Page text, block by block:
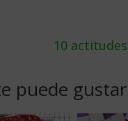
10
puede gustar